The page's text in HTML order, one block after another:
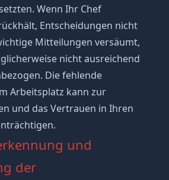
Wenn Ihr Chef
Entscheidungen nicht
Mitteilungen versäumt,
nicht ausreichend
Die fehlende
Arbeitsplatz kann zur
und das Vertrauen in Ihren
und
der